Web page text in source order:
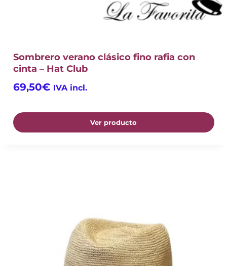
Sombrero verano clásico fino rafia con
cinta – Hat Club
69,50€ IVA incl.
Ver producto